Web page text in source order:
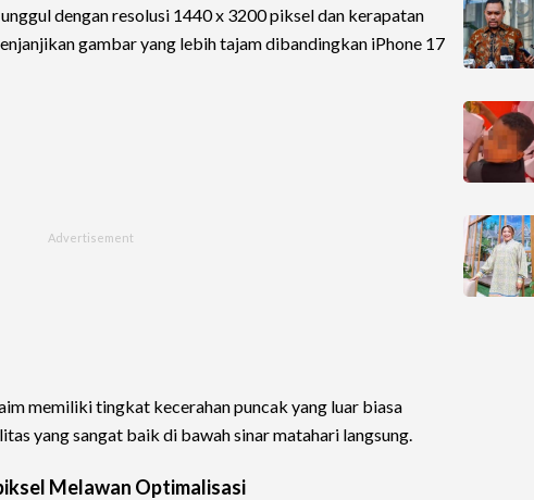
dengan resolusi 1440 x 3200 piksel dan kerapatan
gambar yang lebih tajam dibandingkan iPhone 17
memiliki tingkat kecerahan puncak yang luar biasa
yang sangat baik di bawah sinar matahari langsung.
Melawan Optimalisasi